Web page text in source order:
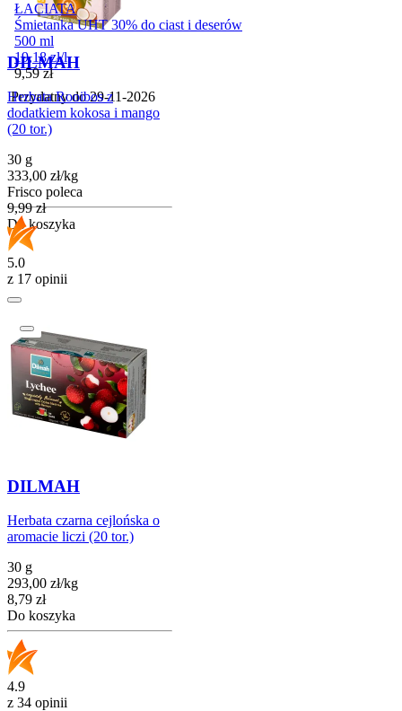
ŁACIATA
Śmietanka UHT 30% do ciast i deserów
500 ml
19,18 zł/l
Cena
9,59 zł
Przydatny do29-11-2026
DILMAH
Herbata Rooibos z
dodatkiem kokosa i mango
(20 tor.)
30 g
333,00 zł/kg
Frisco poleca
Cena
9,99 zł
Do koszyka
5.0
z 17 opinii
DILMAH
Herbata czarna cejlońska o
aromacie liczi (20 tor.)
30 g
293,00 zł/kg
Cena
8,79 zł
Do koszyka
4.9
z 34 opinii